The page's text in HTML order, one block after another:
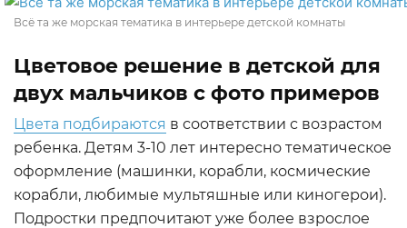
Всё та же морская тематика в интерьере детской комнаты
Цветовое решение в детской для
двух мальчиков с фото примеров
Цвета подбираются в соответствии с возрастом
ребенка. Детям 3-10 лет интересно тематическое
оформление (машинки, корабли, космические
корабли, любимые мультяшные или киногерои).
Подростки предпочитают уже более взрослое